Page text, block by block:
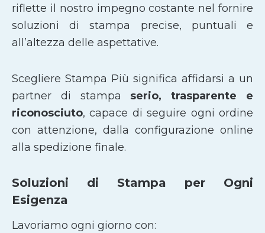
riflette il nostro impegno costante nel fornire
soluzioni di stampa precise, puntuali e
all’altezza delle aspettative.
Scegliere Stampa Più significa affidarsi a un
partner di stampa serio, trasparente e
riconosciuto, capace di seguire ogni ordine
con attenzione, dalla configurazione online
alla spedizione finale.
Soluzioni di Stampa per Ogni
Esigenza
Lavoriamo ogni giorno con: